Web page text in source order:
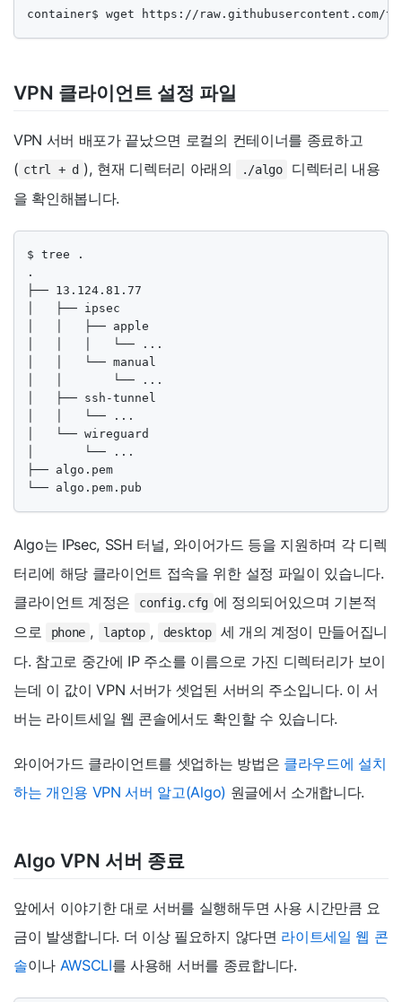
container$ wget https://raw.githubusercontent.com/
VPN 클라이언트 설정 파일
VPN 서버 배포가 끝났으면 로컬의 컨테이너를 종료하고
( ctrl + d ), 현재 디렉터리 아래의 ./algo
디렉터리 내용
을 확인해봅니다.
$ tree .
.
├── 13.124.81.77
│   ├── ipsec
│   │   ├── apple
│   │   │   └── ...
│   │   └── manual
│   │       └── ...
│   ├── ssh-tunnel
│   │   └── ...
│   └── wireguard
│       └── ...
├── algo.pem
└── algo.pem.pub
Algo는 IPsec, SSH 터널, 와이어가드 등을 지원하며 각 디렉
터리에 해당 클라이언트 접속을 위한 설정 파일이 있습니다.
클라이언트 계정은
config.cfg 에 정의되어있으며 기본적
으로
phone , laptop , desktop
세 개의 계정이 만들어집니
다. 참고로 중간에 IP 주소를 이름으로 가진 디렉터리가 보이
는데 이 값이 VPN 서버가 셋업된 서버의 주소입니다. 이 서
버는 라이트세일 웹 콘솔에서도 확인할 수 있습니다.
와이어가드 클라이언트를 셋업하는 방법은 클라우드에 설치
하는 개인용 VPN 서버 알고(Algo) 원글에서 소개합니다.
Algo VPN 서버 종료
앞에서 이야기한 대로 서버를 실행해두면 사용 시간만큼 요
금이 발생합니다. 더 이상 필요하지 않다면 라이트세일 웹 콘
솔이나 AWSCLI를 사용해 서버를 종료합니다.